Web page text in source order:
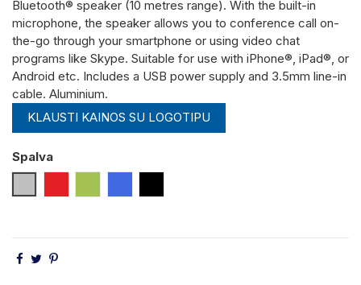
Bluetooth® speaker (10 metres range). With the built-in
microphone, the speaker allows you to conference call on-
the-go through your smartphone or using video chat
programs like Skype. Suitable for use with iPhone®, iPad®, or
Android etc. Includes a USB power supply and 3.5mm line-in
cable. Aluminium.
KLAUSTI KAINOS SU LOGOTIPU
Spalva